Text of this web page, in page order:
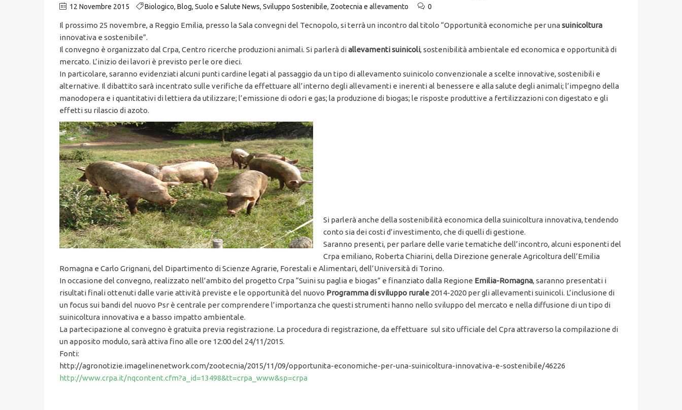
12 Novembre 2015 Biologico, Blog, Suolo e Salute News, Sviluppo Sostenibile, Zootecnia e allevamento 0
Il prossimo 25 novembre, a Reggio Emilia, presso la Sala convegni del Tecnopolo, si terrà un incontro dal titolo “Opportunità economiche per unasuinicoltura
innovativa e sostenibile”.
Il convegno è organizzato dal Crpa, Centro ricerche produzioni animali. Si parlerà diallevamenti suinicoli, sostenibilità ambientale ed economica e opportunità di
mercato. L’inizio dei lavori è previsto per le ore dieci.
In particolare, saranno evidenziati alcuni punti cardine legati al passaggio da un tipo di allevamento suinicolo convenzionale a scelte innovative, sostenibili e
alternative. Il dibattito sarà incentrato sulle verifiche da effettuare all’interno degli allevamenti e inerenti al benessere e alla salute degli animali; l’impegno della
manodopera e i quantitativi di lettiera da utilizzare; l’emissione di odori e gas; la produzione di biogas; le risposte produttive a fertilizzazioni con digestato e gli
effetti su rilascio di azoto.
Si parlerà anche della sostenibilità economica della suinicoltura innovativa, tendendo
conto sia dei costi d’investimento, che di quelli di gestione.
Saranno presenti, per parlare delle varie tematiche dell’incontro, alcuni esponenti del
Crpa emiliano, Roberta Chiarini, della Direzione generale Agricoltura dell’Emilia
Romagna e Carlo Grignani, del Dipartimento di Scienze Agrarie, Forestali e Alimentari, dell’Università di Torino.
In occasione del convegno, realizzato nell’ambito del progetto Crpa “Suini su paglia e biogas” e finanziato dalla Regione Emilia-Romagna, saranno presentati i
risultati finali ottenuti dalle varie attività previste e le opportunità del nuovo Programma di sviluppo rurale 2014-2020 per gli allevamenti suinicoli. L’inclusione di
un focus sui bandi del nuovo Psr è centrale per comprendere l’importanza che questi strumenti hanno nello sviluppo del mercato e nella diffusione di un tipo di
suinicoltura innovativa e a basso impatto ambientale.
La partecipazione al convegno è gratuita previa registrazione. La procedura di registrazione, da effettuare sul sito ufficiale del Cpra attraverso la compilazione di
un apposito modulo, sarà attiva fino alle ore 12:00 del 24/11/2015.
Fonti:
http://agronotizie.imagelinenetwork.com/zootecnia/2015/11/09/opportunita-economiche-per-una-suinicoltura-innovativa-e-sostenibile/46226
http://www.crpa.it/nqcontent.cfm?a_id=13498&tt=crpa_www&sp=crpa